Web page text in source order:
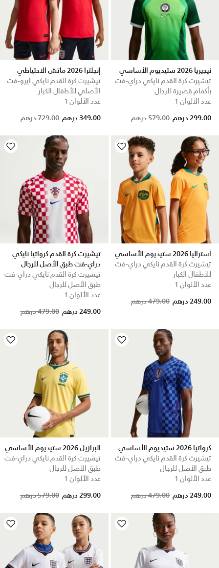
نيجيريا 2026 ستيديوم الأساسي
تيشيرت كرة القدم نايكي دراي-فت
بأكمام قصيرة للرجال
عدد الألوان 1
Price reduced from
579.00 درهم to 299.00 درهم
إنجلترا 2026 ماتش الاحتياطي
تيشيرت كرة القدم نايكي ايرو-فت
الأصلي للأطفال الكبار
عدد الألوان 1
Price reduced from
729.00 درهم to 349.00 درهم
أستراليا 2026 ستيديوم الأساسي
تيشيرت كرة القدم نايكي دراي-فت
للأطفال الكبار
عدد الألوان 1
Price reduced from
479.00 درهم to 249.00 درهم
تيشيرت كرة القدم كرواتيا نايكي
دراي-فت طبق الأصل للرجال
تيشيرت كرة القدم نايكي دراي-فت
طبق الأصل للرجال
عدد الألوان 1
Price reduced from
479.00 درهم to 249.00 درهم
كرواتيا 2026 ستيديوم الأساسي
تيشيرت كرة القدم نايكي دراي-فت
طبق الأصل للرجال
عدد الألوان 1
Price reduced from
479.00 درهم to 249.00 درهم
البرازيل 2026 ستيديوم الأساسي
تيشيرت كرة القدم نايكي دراي-فت
طبق الأصل للرجال
عدد الألوان 1
Price reduced from
579.00 درهم to 299.00 درهم